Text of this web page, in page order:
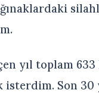
yıl toplam 633
Son 30